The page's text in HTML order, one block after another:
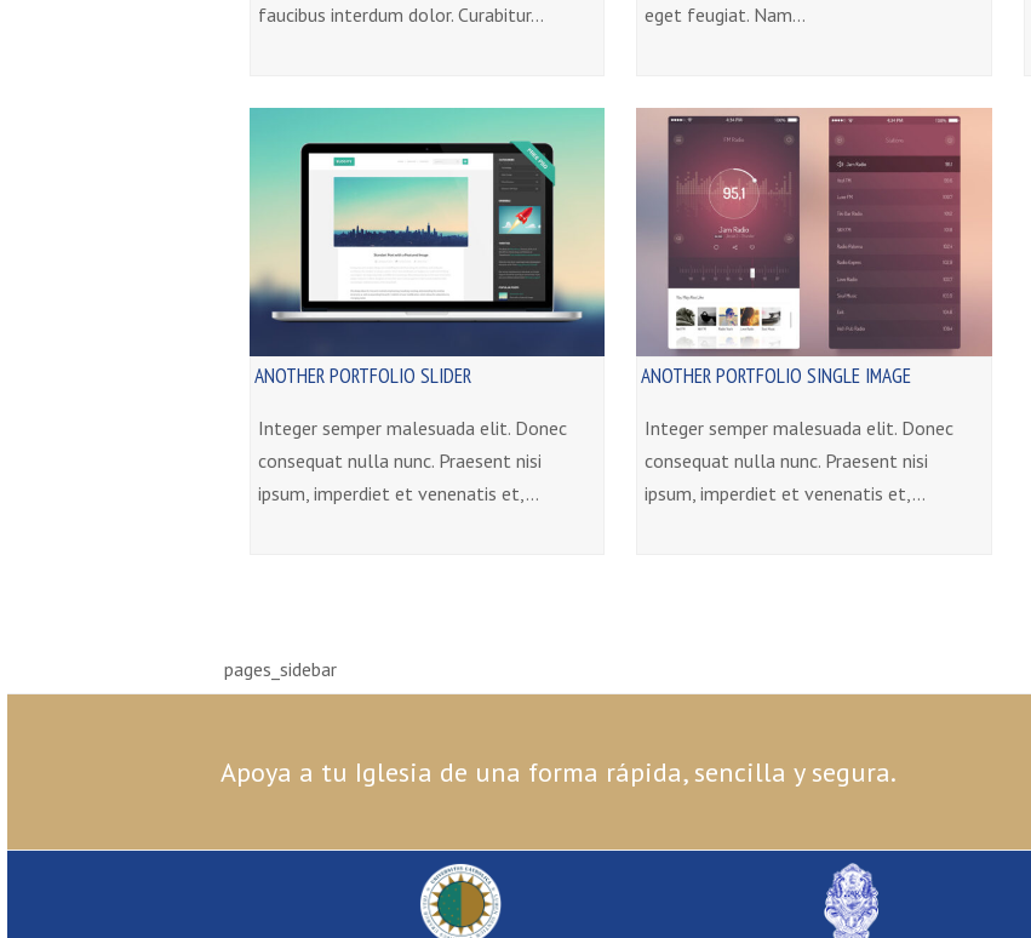
faucibus interdum dolor. Curabitur…
eget feugiat. Nam…
ANOTHER PORTFOLIO SLIDER
Integer semper malesuada elit. Donec
consequat nulla nunc. Praesent nisi
ipsum, imperdiet et venenatis et,…
ANOTHER PORTFOLIO SINGLE IMAGE
Integer semper malesuada elit. Donec
consequat nulla nunc. Praesent nisi
ipsum, imperdiet et venenatis et,…
pages_sidebar
Apoya a tu Iglesia de una forma rápida, sencilla y segura.